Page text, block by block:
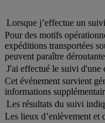
Lorsque j’effectue un
Pour des motifs
expéditions transportées
peuvent paraître
J'ai effectué le suivi d'une
Cet événement survient
informations
Les résultats du suivi
Les lieux d’enlèvement et